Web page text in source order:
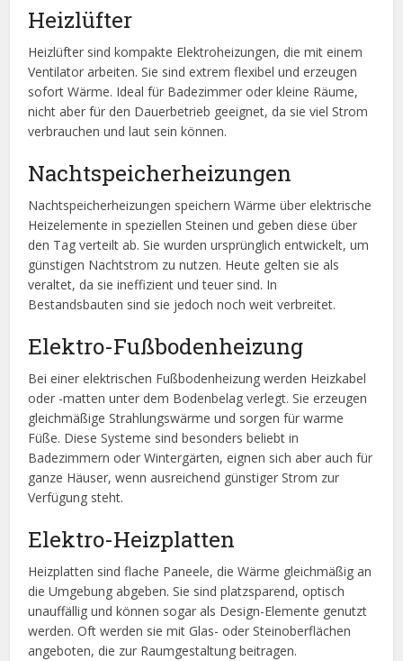
Heizlüfter
Heizlüfter sind kompakte Elektroheizungen, die mit einem
Ventilator arbeiten. Sie sind extrem flexibel und erzeugen
sofort Wärme. Ideal für Badezimmer oder kleine Räume,
nicht aber für den Dauerbetrieb geeignet, da sie viel Strom
verbrauchen und laut sein können.
Nachtspeicherheizungen
Nachtspeicherheizungen speichern Wärme über elektrische
Heizelemente in speziellen Steinen und geben diese über
den Tag verteilt ab. Sie wurden ursprünglich entwickelt, um
günstigen Nachtstrom zu nutzen. Heute gelten sie als
veraltet, da sie ineffizient und teuer sind. In
Bestandsbauten sind sie jedoch noch weit verbreitet.
Elektro-Fußbodenheizung
Bei einer elektrischen Fußbodenheizung werden Heizkabel
oder -matten unter dem Bodenbelag verlegt. Sie erzeugen
gleichmäßige Strahlungswärme und sorgen für warme
Füße. Diese Systeme sind besonders beliebt in
Badezimmern oder Wintergärten, eignen sich aber auch für
ganze Häuser, wenn ausreichend günstiger Strom zur
Verfügung steht.
Elektro-Heizplatten
Heizplatten sind flache Paneele, die Wärme gleichmäßig an
die Umgebung abgeben. Sie sind platzsparend, optisch
unauffällig und können sogar als Design-Elemente genutzt
werden. Oft werden sie mit Glas- oder Steinoberflächen
angeboten, die zur Raumgestaltung beitragen.